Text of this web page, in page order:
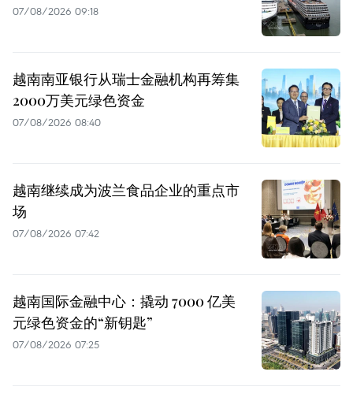
07/08/2026 09:18
越南南亚银行从瑞士金融机构再筹集
2000万美元绿色资金
07/08/2026 08:40
越南继续成为波兰食品企业的重点市
场
07/08/2026 07:42
越南国际金融中心：撬动 7000 亿美
元绿色资金的“新钥匙”
07/08/2026 07:25